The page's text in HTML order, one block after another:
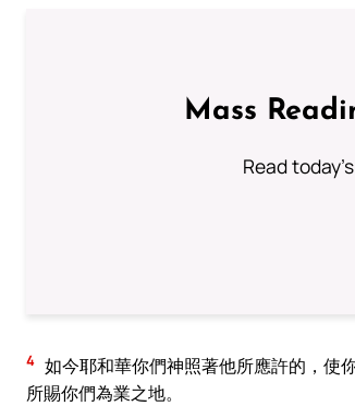
Mass
Read
4 如今耶和華你們神照著他所應許的，使
所賜你們為業之地。